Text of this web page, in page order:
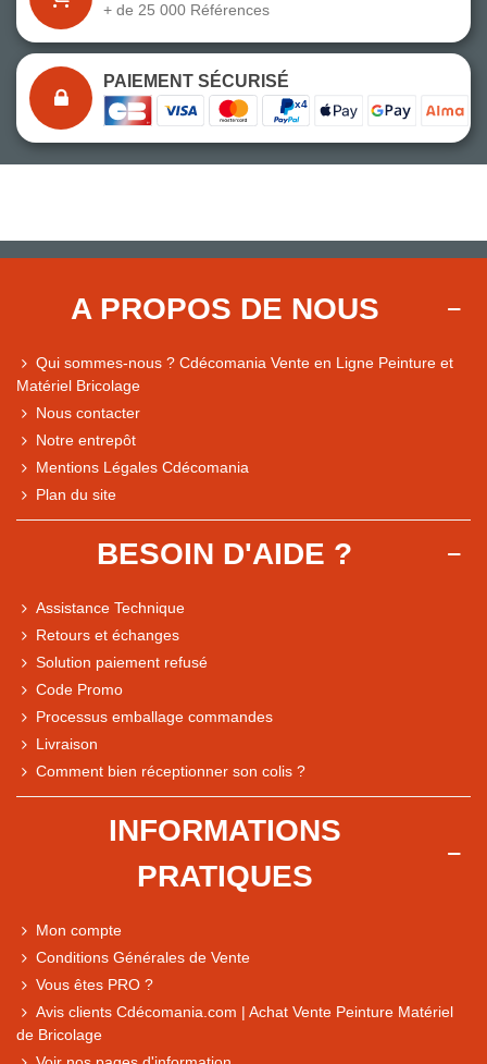
Comparaison des performances du magasin
+ de 25 000 Références
PAIEMENT SÉCURISÉ
A PROPOS DE NOUS
Qui sommes-nous ? Cdécomania Vente en Ligne Peinture et
Matériel Bricolage
Nous contacter
Notre entrepôt
Mentions Légales Cdécomania
Plan du site
BESOIN D'AIDE ?
Assistance Technique
Retours et échanges
Solution paiement refusé
Code Promo
Processus emballage commandes
Livraison
Comment bien réceptionner son colis ?
INFORMATIONS
PRATIQUES
Mon compte
Conditions Générales de Vente
Vous êtes PRO ?
Avis clients Cdécomania.com | Achat Vente Peinture Matériel
de Bricolage